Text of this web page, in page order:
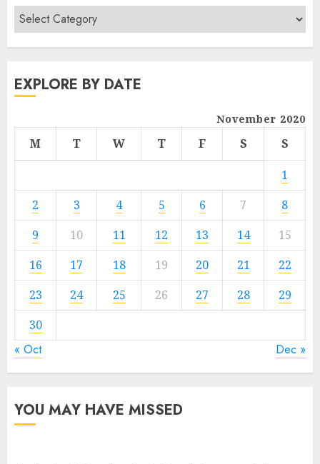
EXPLORE BY DATE
November 2020
M T W T F S
S
1
2
3 4 5 6 7
8
9
10 11 12 13 14
15
16
17 18 19 20 21
22
23
24 25 26 27 28
29
30
« Oct Dec »
YOU MAY HAVE MISSED